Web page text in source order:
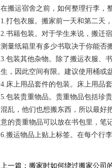
在搬运宿舍之前，如何整理行李，
1.打包衣服。搬家前一天和第二天
2.书籍包装。对于学生来说，搬迁
测量纸箱里有多少书取决于你能否
3.包装其他杂物。除了搬运衣服、
生，因此空间有限。建议使用桶或
4.床上用品套件的包装。床上用品
5.包装贵重物品。贵重物品包括珍
混乱，他们也想搬东西，所以最好
意的贵重物品可以放在书包里，笔
6.搬运物品上贴上标签。在每个行
上一篇：搬家时如何绕过搬家公司